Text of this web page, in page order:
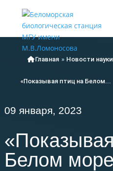
Главная » Новости науки
«Показывая птиц на Белом...
09 января, 2023
Белом